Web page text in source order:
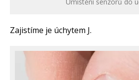
Zajistíme je úchytem J.